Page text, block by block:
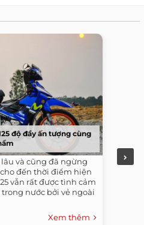
độ đầy ấn tượng cùng
và cũng đã ngừng
đến thời điểm hiện
vẫn rất được tình cảm
nước bởi vẻ ngoài
Xem thêm